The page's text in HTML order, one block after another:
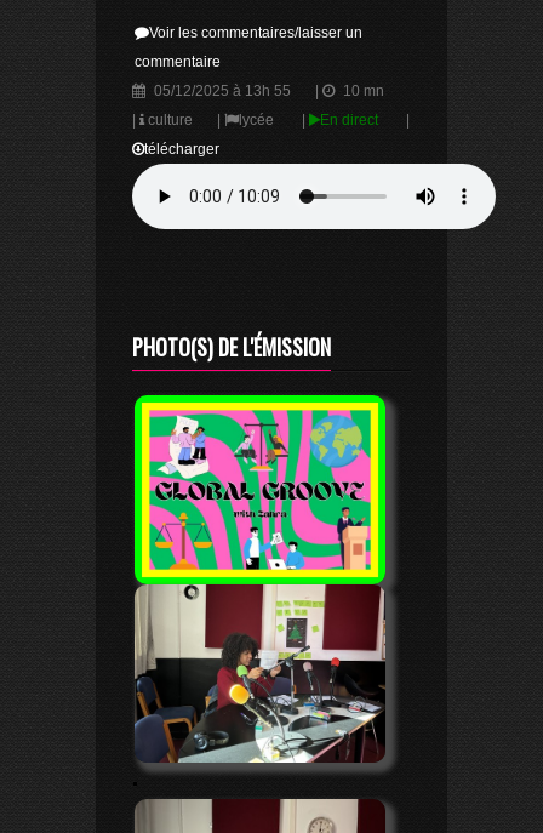
Voir les commentaires/laisser un
commentaire
05/12/2025 à 13h 55
10 mn
culture lycée En direct
télécharger
PHOTO(S) DE L'ÉMISSION
.